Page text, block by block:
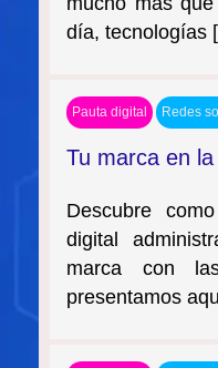
día, tecnologías
Pauta digital Redes
Tu marca en
Descubre
digital
marca con
presentamos